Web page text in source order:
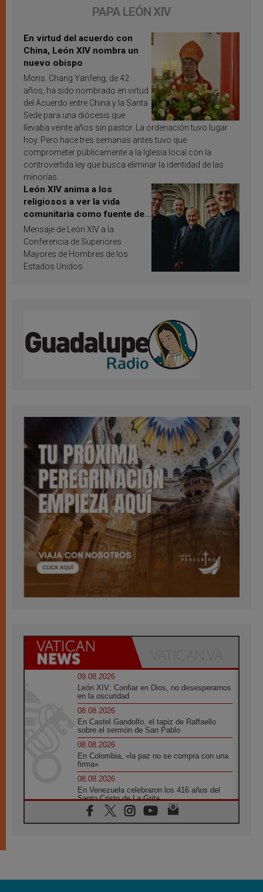
PAPA LEÓN XIV
En virtud del acuerdo con
China, León XIV nombra un
nuevo obispo
Mons. Chang Yanfeng, de 42
años, ha sido nombrado en virtud
del Acuerdo entre China y la Santa
Sede para una diócesis que
llevaba veinte años sin pastor. La ordenación tuvo lugar
hoy. Pero hace tres semanas antes tuvo que
comprometer públicamente a la Iglesia local con la
controvertida ley que busca eliminar la identidad de las
minorías.
León XIV anima a los
religiosos a ver la vida
comunitaria como fuente de
inspiración y santificación
Mensaje de León XIV a la
Conferencia de Superiores
Mayores de Hombres de los
Estados Unidos
09.08.2026
León XIV: Confiar en Dios, no desesperarnos
en la oscuridad
08.08.2026
En Castel Gandolfo, el tapiz de Raffaello
sobre el sermón de San Pablo
08.08.2026
En Colombia, «la paz no se compra con una
firma»
08.08.2026
En Venezuela celebraron los 416 años del
Santo Cristo de La Grita
08.08.2026
El Papa: en Santa Ágata contemplamos la
07.08.2026